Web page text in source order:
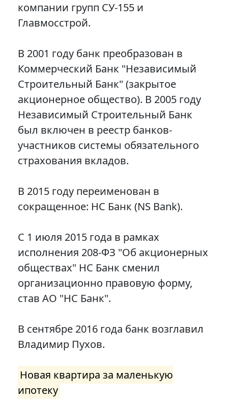
компании групп СУ-155 и
Главмосстрой.
В 2001 году банк преобразован в
Коммерческий Банк "Независимый
Строительный Банк" (закрытое
акционерное общество). В 2005 году
Независимый Строительный Банк
был включен в реестр банков-
участников системы обязательного
страхования вкладов.
В 2015 году переименован в
сокращенное: НС Банк (NS Bank).
С 1 июля 2015 года в рамках
исполнения 208-ФЗ "Об акционерных
обществах" НС Банк сменил
организационно правовую форму,
став АО "НС Банк".
В сентябре 2016 года банк возглавил
Владимир Пухов.
Новая квартира за маленькую
ипотеку